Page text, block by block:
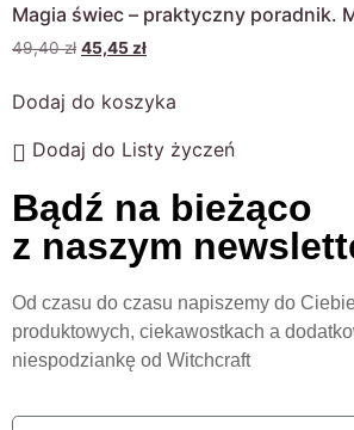
Magia świec – praktyczny poradnik.
49,40zł 45,45 zł
Dodaj do koszyka
Dodaj do Listy życzeń
Bądź na bieżąco
z naszym
Od czasu do czasu napiszemy do
produktowych, ciekawostkach a
niespodziankę od Witchcraft